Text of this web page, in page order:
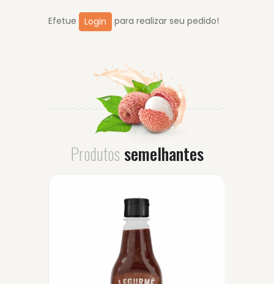
Efetue Login para realizar seu pedido!
Produtos semelhantes